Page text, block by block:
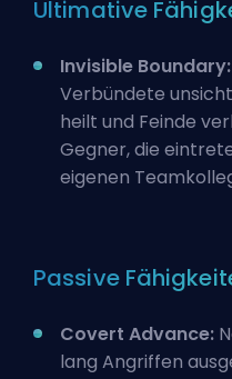
Ultimative
Invisible Boundary:
Verbündete
heilt und Feinde
Gegner, die
eigenen
Passive
Covert Advance:
lang Angriffen